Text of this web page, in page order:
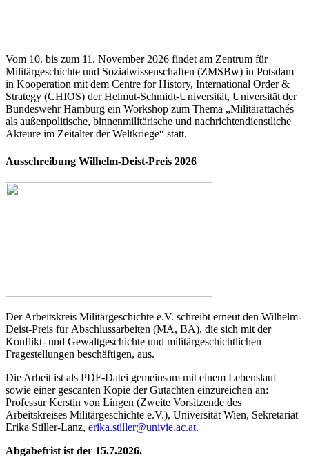
Vom 10. bis zum 11. November 2026 findet am Zentrum für
Militärgeschichte und Sozialwissenschaften (ZMSBw) in Potsdam
in Kooperation mit dem Centre for History, International Order &
Strategy (CHIOS) der Helmut-Schmidt-Universität, Universität der
Bundeswehr Hamburg ein Workshop zum Thema „Militärattachés
als außenpolitische, binnenmilitärische und nachrichtendienstliche
Akteure im Zeitalter der Weltkriege“ statt.
Ausschreibung Wilhelm-Deist-Preis 2026
Der Arbeitskreis Militärgeschichte e.V. schreibt erneut den Wilhelm-
Deist-Preis für Abschlussarbeiten (MA, BA), die sich mit der
Konflikt- und Gewaltgeschichte und militärgeschichtlichen
Fragestellungen beschäftigen, aus.
Die Arbeit ist als PDF-Datei gemeinsam mit einem Lebenslauf
sowie einer gescanten Kopie der Gutachten einzureichen an:
Professur Kerstin von Lingen (Zweite Vorsitzende des
Arbeitskreises Militärgeschichte e.V.), Universität Wien, Sekretariat
Erika Stiller-Lanz, erika.stiller@univie.ac.at.
Abgabefrist ist der 15.7.2026.